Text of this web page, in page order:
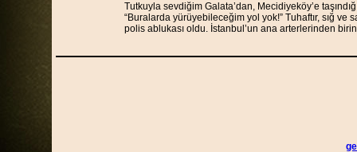
Tutkuyla sevdiğim Galata’dan, Mecidiyeköy’e
“Buralarda yürüyebileceğim yol yok!” Tuhaftır, sığ ve
polis ablukası oldu. İstanbul’un ana arterlerinden